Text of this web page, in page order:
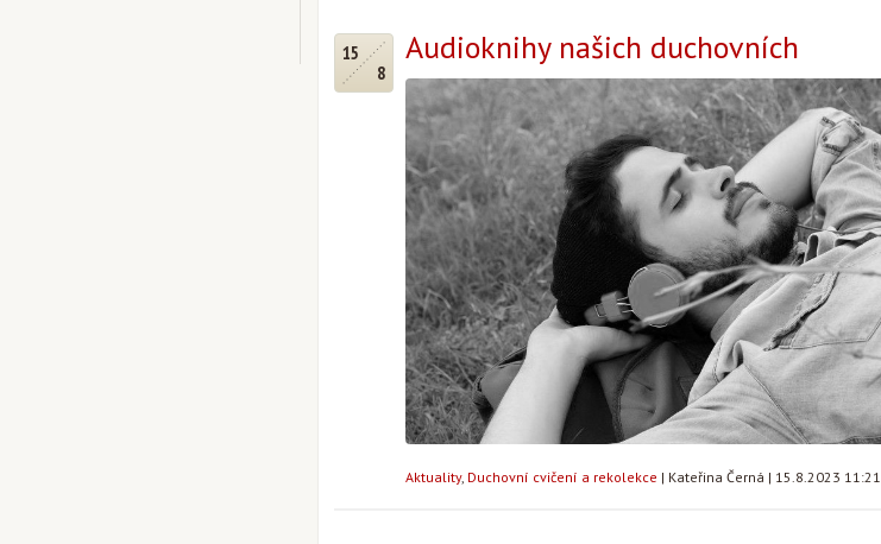
15
8
Audioknihy našich duchovních
Aktuality, Duchovní cvičení a rekolekce | Kateřina Černá | 15.8.2023 11:21